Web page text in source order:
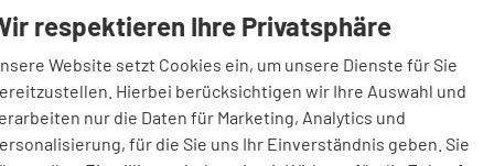
und Ausstiegswarner, Verkehrszeichenerkennung,
""Front Assist"" mit Fußgänger- und
erforderlich.
Sitzreihe inkl. Eintragung + 845 € Brutto
respektieren Ihre Privatsphäre
Website setzt Cookies ein, um unsere Dienste für Sie
Hierbei berücksichtigen wir Ihre Auswahl und
nur die Daten für Marketing, Analytics und
für die Sie uns Ihr Einverständnis geben. Sie